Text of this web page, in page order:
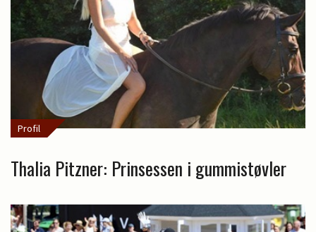
Profil
Thalia Pitzner: Prinsessen i gummistøvler